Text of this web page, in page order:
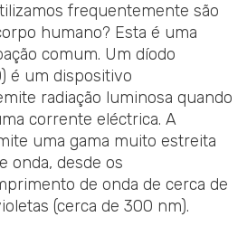
frequentemente são
humano? Esta é uma
comum. Um díodo
é um dispositivo
radiação luminosa quando
corrente eléctrica. A
uma gama muito estreita
onda, desde os
de onda de cerca de
(cerca de 300 nm).